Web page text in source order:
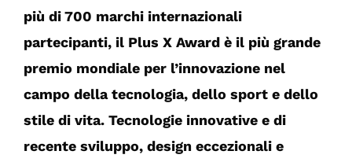
più di 700 marchi internazionali
partecipanti, il Plus X Award è il più grande
premio mondiale per l’innovazione nel
campo della tecnologia, dello sport e dello
stile di vita. Tecnologie innovative e di
recente sviluppo, design eccezionali e